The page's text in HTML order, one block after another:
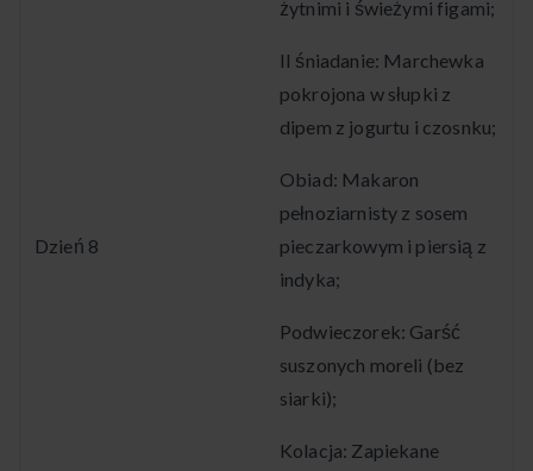
Dzień 8
żytnimi i świeżymi figami;
II śniadanie: Marchewka
pokrojona w słupki z
dipem z jogurtu i czosnku;
Obiad: Makaron
pełnoziarnisty z sosem
pieczarkowym i piersią z
indyka;
Podwieczorek: Garść
suszonych moreli (bez
siarki);
Kolacja: Zapiekane